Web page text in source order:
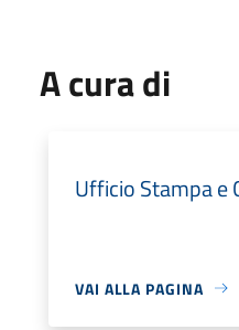
A cura di
Ufficio Stampa e
VAI ALLA PAGINA